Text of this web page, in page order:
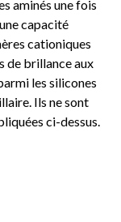
aminés une fois
capacité
cationiques
de brillance aux
les silicones
Ils ne sont
ci-dessus.